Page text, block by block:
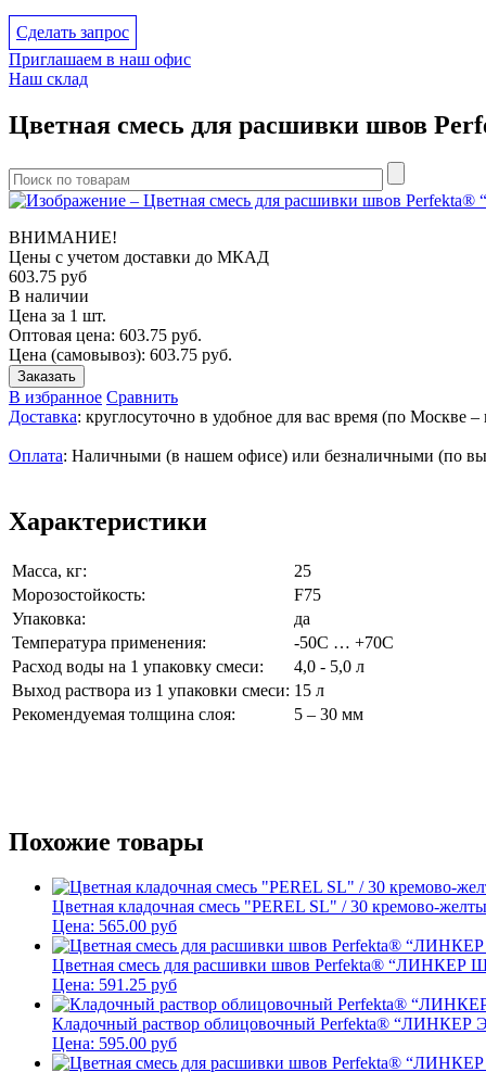
Сделать запрос
Приглашаем в наш офис
Наш склад
Цветная смесь для расшивки швов
ВНИМАНИЕ!
Цены с учетом доcтавки до МКАД
603.75 руб
В наличии
Цена за 1 шт.
Оптовая цена: 603.75 руб.
Цена (самовывоз): 603.75 руб.
Заказать
В избранное Сравнить
Доставка: круглосуточно в удобное для вас время (по Москве –
Оплата: Наличными (в нашем офисе) или безналичными (по
Характеристики
Масса, кг:
25
Морозостойкость:
F75
Упаковка:
да
Температура применения:
-50С … +70С
Расход воды на 1 упаковку смеси:
4,0 - 5,0 л
Выход раствора из 1 упаковки смеси: 15 л
Рекомендуемая толщина слоя:
5 – 30 мм
Похожие товары
Цветная кладочная смесь "PEREL SL" / 30 кремово-
Цена: 565.00 руб
Цветная смесь для расшивки швов Perfekta® “ЛИНКЕР
Цена: 591.25 руб
Кладочный раствор облицовочный Perfekta®
Цена: 595.00 руб